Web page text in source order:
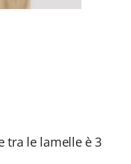
tra le lamelle è 3